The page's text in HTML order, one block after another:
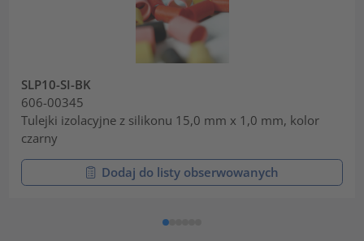
SLP10-SI-BK
606-00345
Tulejki izolacyjne z silikonu 15,0 mm x 1,0 mm, kolor
czarny
Dodaj do listy obserwowanych